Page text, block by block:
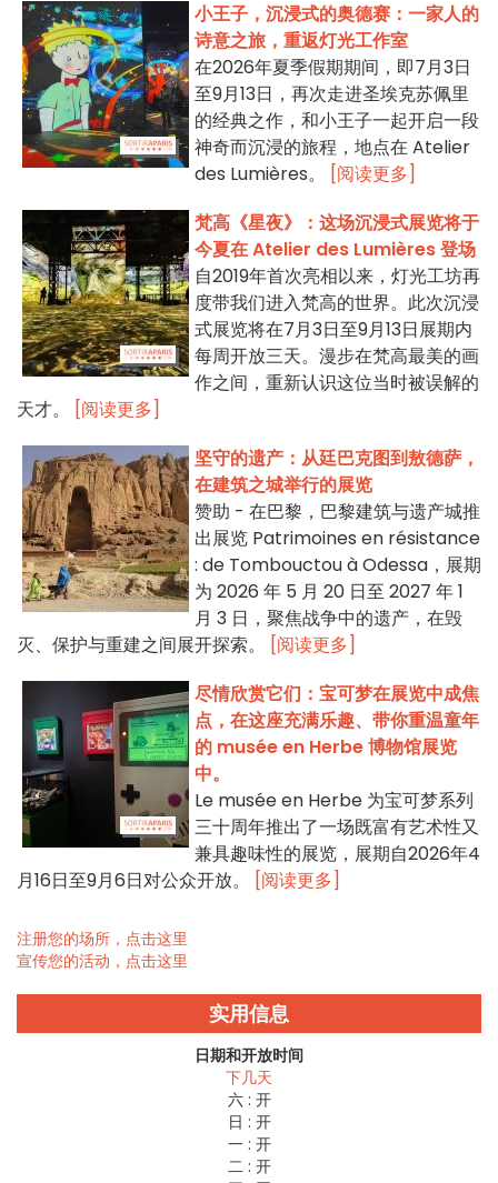
小王子，沉浸式的奥德赛：一家人的
诗意之旅，重返灯光工作室
在2026年夏季假期期间，即7月3日
至9月13日，再次走进圣埃克苏佩里
的经典之作，和小王子一起开启一段
神奇而沉浸的旅程，地点在 Atelier
des Lumières。
[阅读更多]
梵高《星夜》：这场沉浸式展览将于
今夏在 Atelier des Lumières 登场
自2019年首次亮相以来，灯光工坊再
度带我们进入梵高的世界。此次沉浸
式展览将在7月3日至9月13日展期内
每周开放三天。漫步在梵高最美的画
作之间，重新认识这位当时被误解的
天才。
[阅读更多]
坚守的遗产：从廷巴克图到敖德萨，
在建筑之城举行的展览
赞助 - 在巴黎，巴黎建筑与遗产城推
出展览 Patrimoines en résistance
: de Tombouctou à Odessa，展期
为 2026 年 5 月 20 日至 2027 年 1
月 3 日，聚焦战争中的遗产，在毁
灭、保护与重建之间展开探索。
[阅读更多]
尽情欣赏它们：宝可梦在展览中成焦
点，在这座充满乐趣、带你重温童年
的 musée en Herbe 博物馆展览
中。
Le musée en Herbe 为宝可梦系列
三十周年推出了一场既富有艺术性又
兼具趣味性的展览，展期自2026年4
月16日至9月6日对公众开放。
[阅读更多]
注册您的场所，点击这里
宣传您的活动，点击这里
实用信息
日期和开放时间
下几天
六 : 开
日 : 开
一 : 开
二 : 开